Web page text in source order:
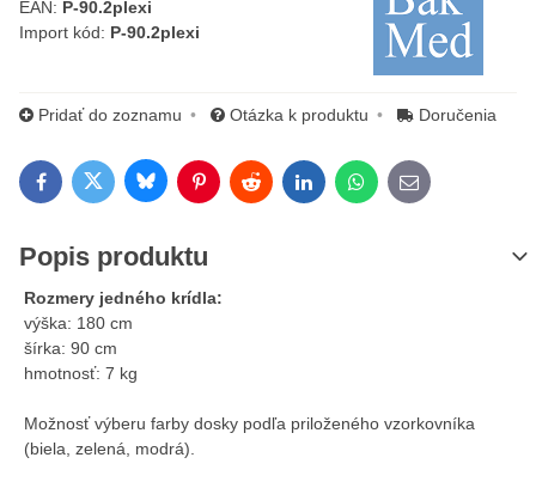
EAN: P-90.2plexi
Import kód: P-90.2plexi
Pridať do zoznamu Otázka k produktu Doručenia
FacebookTwitterBlueskyPinterestRedditLinkedInWhatsApp
E-mail
Popis produktu
Rozmery jedného krídla:
výška: 180 cm
šírka: 90 cm
hmotnosť: 7 kg
Možnosť výberu farby dosky podľa priloženého vzorkovníka
(biela, zelená, modrá).